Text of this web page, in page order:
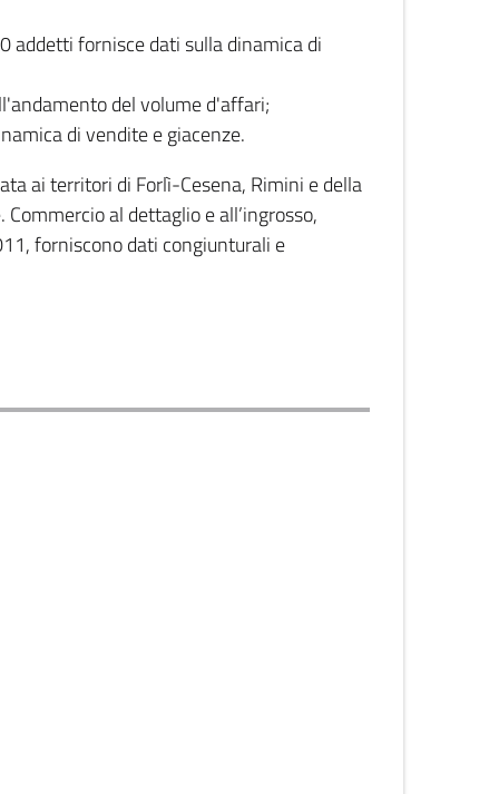
addetti fornisce dati sulla dinamica di
del volume d'affari;
di vendite e giacenze.
ai territori di Forlì-Cesena, Rimini e della
al dettaglio e all’ingrosso,
forniscono dati congiunturali e